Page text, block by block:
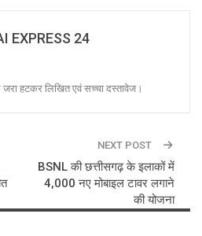
EXPRESS 24
हटकर लिखित एवं सच्चा दस्तावेज।
NEXT POST
BSNL की छत्तीसगढ़ के इलाकों में
4,000 नए मोबाइल टावर लगाने
की योजना